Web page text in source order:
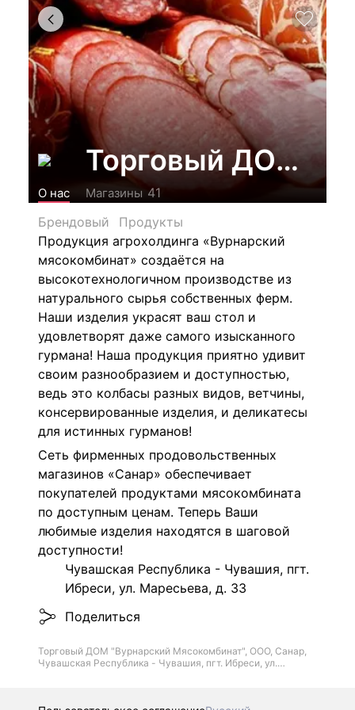
Торговый ДОМ
О нас Магазины 41
Брендовый
Продукты
Продукция агрохолдинга «Вурнарский
мясокомбинат» создаётся на
высокотехнологичном производстве из
натурального сырья собственных ферм.
Наши изделия украсят ваш стол и
удовлетворят даже самого изысканного
гурмана! Наша продукция приятно удивит
своим разнообразием и доступностью,
ведь это колбасы разных видов, ветчины,
консервированные изделия, и деликатесы
для истинных гурманов!
Сеть фирменных продовольственных
магазинов «Санар» обеспечивает
покупателей продуктами мясокомбината
по доступным ценам. Теперь Ваши
любимые изделия находятся в шаговой
доступности!
Чувашская Республика - Чувашия, пгт.
Ибреси, ул. Маресьева, д. 33
Поделиться
Торговый ДОМ "Вурнарский Мясокомбинат", ООО, Санар,
Чувашская Республика - Чувашия, пгт. Ибреси, ул.